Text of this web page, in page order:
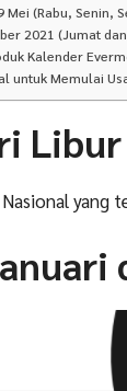
Mei (Rabu, Senin,
2021 (Jumat
Kalender
untuk Memulai